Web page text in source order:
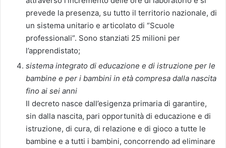
prevede la presenza, su tutto il territorio nazionale, di
un sistema unitario e articolato di “Scuole
professionali”. Sono stanziati 25 milioni per
l’apprendistato;
sistema integrato di educazione e di istruzione per le
bambine e per i bambini in età compresa dalla nascita
fino ai sei anni
Il decreto nasce dall’esigenza primaria di garantire,
sin dalla nascita, pari opportunità di educazione e di
istruzione, di cura, di relazione e di gioco a tutte le
bambine e a tutti i bambini, concorrendo ad eliminare